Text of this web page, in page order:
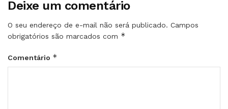
Deixe um comentário
O seu endereço de e-mail não será publicado. Campos
obrigatórios são marcados com *
Comentário *